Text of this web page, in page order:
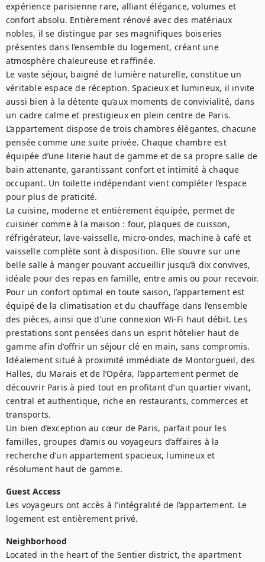
expérience parisienne rare, alliant élégance, volumes et
confort absolu. Entièrement rénové avec des matériaux
nobles, il se distingue par ses magnifiques boiseries
présentes dans l’ensemble du logement, créant une
atmosphère chaleureuse et raffinée.
Le vaste séjour, baigné de lumière naturelle, constitue un
véritable espace de réception. Spacieux et lumineux, il invite
aussi bien à la détente qu’aux moments de convivialité, dans
un cadre calme et prestigieux en plein centre de Paris.
L’appartement dispose de trois chambres élégantes, chacune
pensée comme une suite privée. Chaque chambre est
équipée d’une literie haut de gamme et de sa propre salle de
bain attenante, garantissant confort et intimité à chaque
occupant. Un toilette indépendant vient compléter l’espace
pour plus de praticité.
La cuisine, moderne et entièrement équipée, permet de
cuisiner comme à la maison : four, plaques de cuisson,
réfrigérateur, lave-vaisselle, micro-ondes, machine à café et
vaisselle complète sont à disposition. Elle s’ouvre sur une
belle salle à manger pouvant accueillir jusqu’à dix convives,
idéale pour des repas en famille, entre amis ou pour recevoir.
Pour un confort optimal en toute saison, l’appartement est
équipé de la climatisation et du chauffage dans l’ensemble
des pièces, ainsi que d’une connexion Wi-Fi haut débit. Les
prestations sont pensées dans un esprit hôtelier haut de
gamme afin d’offrir un séjour clé en main, sans compromis.
Idéalement situé à proximité immédiate de Montorgueil, des
Halles, du Marais et de l’Opéra, l’appartement permet de
découvrir Paris à pied tout en profitant d’un quartier vivant,
central et authentique, riche en restaurants, commerces et
transports.
Un bien d’exception au cœur de Paris, parfait pour les
familles, groupes d’amis ou voyageurs d’affaires à la
recherche d’un appartement spacieux, lumineux et
résolument haut de gamme.
Guest Access
Les voyageurs ont accès à l’intégralité de l’appartement. Le
logement est entièrement privé.
Neighborhood
Located in the heart of the Sentier district, the apartment